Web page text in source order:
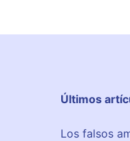
Últimos
Los falsos